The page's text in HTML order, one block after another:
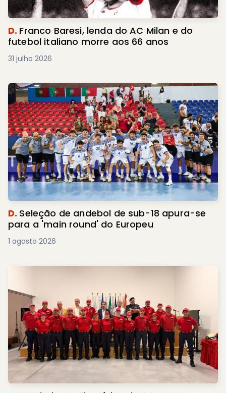
D. Franco Baresi, lenda do AC Milan e do
futebol italiano morre aos 66 anos
31 julho 2026
D. Seleção de andebol de sub-18 apura-se
para a 'main round' do Europeu
1 agosto 2026